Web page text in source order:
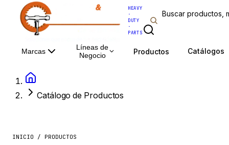
HEAVY
·
DUTY
·
PARTS
Marcas
Líneas de
Negocio
Productos Catálogos
Catálogo de Productos
INICIO / PRODUCTOS